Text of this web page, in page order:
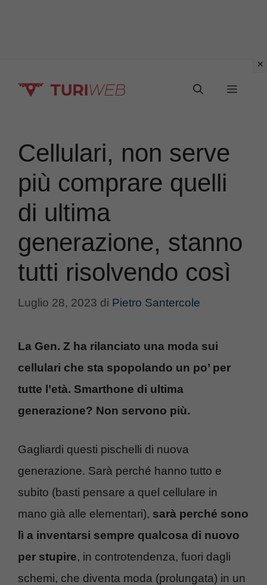
Menu
Cellulari, non serve
più comprare quelli
di ultima
generazione, stanno
tutti risolvendo così
Luglio 28, 2023 di Pietro Santercole
La Gen. Z ha rilanciato una moda sui
cellulari che sta spopolando un po’ per
tutte l’età. Smarthone di ultima
generazione? Non servono più.
Gagliardi questi pischelli di nuova
generazione. Sarà perché hanno tutto e
subito (basti pensare a quel cellulare in
mano già alle elementari), sarà perché sono
lì a inventarsi sempre qualcosa di nuovo
per stupire, in controtendenza, fuori dagli
schemi, che diventa moda (prolungata) in un